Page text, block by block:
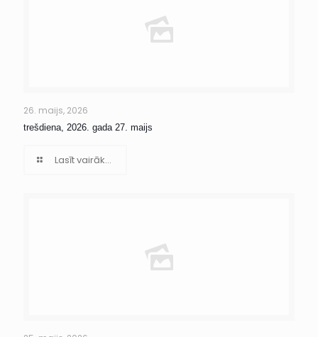
26. maijs, 2026
trešdiena, 2026. gada 27. maijs
Lasīt vairāk...